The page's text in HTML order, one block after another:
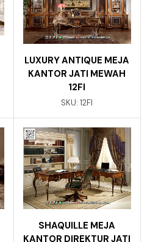
LUXURY ANTIQUE MEJA
KANTOR JATI MEWAH
12FI
SKU:12FI
SHAQUILLE MEJA
KANTOR DIREKTUR JATI